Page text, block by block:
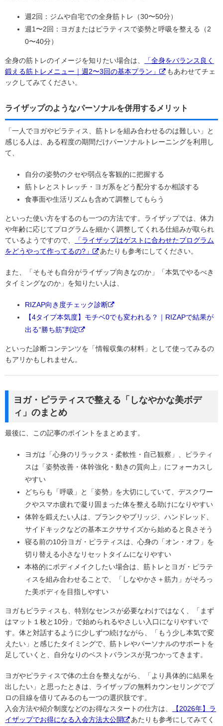
週2回：ジムや自宅での全身筋トレ（30〜50分）
週1〜2回：ヨガまたはピラティスで姿勢と呼吸を整える（2
0〜40分）
全身の筋トレのイメージを知りたい場合は、
「全身をバランス良く
鍛える筋トレメニュー｜週2〜3回の基本プラン」
もあわせてチェ
ックしてみてください。
ライザップのようなパーソナルを併用するメリット
「一人でヨガやピラティス、筋トレを組み合わせるのは難しい」と
感じる人は、ある程度の期間だけパーソナルトレーニングを利用し
て、
自分の姿勢のクセや弱点を客観的に把握する
筋トレとストレッチ・ヨガ系をどう配分するか相談する
食事面や生活リズムも含めて調整してもらう
といった使い方をするのも一つの方法です。ライザップでは、体力
や年齢に応じてプログラムを細かく調整してくれる仕組みが取られ
ているようですので、
「ライザップはゲストに合わせたプログラム
をどうやって作ってるの?」
あたりも参考にしてください。
また、「そもそも自分がライザップ向きなのか」「本気でやるべき
タイミングなのか」を知りたい人は、
RIZAP向き度チェック診断
【4タイプ本気度】モチベ0でも変われる？｜RIZAPで結果が
出る“勝ち筋”判定
といった診断コンテンツを「情報収集の材料」として使ってみるの
もアリかもしれません。
ヨガ・ピラティスで整える「しなやかな美ボデ
ィ」のまとめ
最後に、この記事のポイントをまとめます。
ヨガは「心身のリラックス・柔軟性・自己観察」、ピラティ
スは「姿勢改善・体幹強化・動きの質向上」にフォーカスし
やすい
どちらも「呼吸」と「姿勢」を大切にしていて、デスクワー
クやスマホ疲れで凝り固まった体を整える助けになりやすい
体幹を鍛えたい人は、プランクやブリッジ、ハンドレッド、
サイドキックなどの基本エクササイズから始めると良さそう
寝る前の10分ヨガ・ピラティスは、心身の「オン・オフ」を
切り替える小さなリセットタイムになりやすい
本格的にボディメイクしたい場合は、筋トレとヨガ・ピラテ
ィスを組み合わせることで、「しなやかさ＋筋力」がそろっ
た美ボディを目指しやすい
ヨガもピラティスも、特別なセンスが必要なわけではなく、「まず
はマット１枚と10分」で始められるやさしい入口になりやすいで
す。体と対話するように少しずつ続けながら、「もう少し本気で変
えたい」と感じたタイミングで、筋トレやパーソナルのサポートを
足していくと、自分なりのベストバランスが見つかってきます。
ヨガやピラティスで体の土台を整えながら、「より具体的に結果を
出したい」と思ったときは、ライザップの無料カウンセリングでプ
ロの目線を借りてみるのも一つの選択肢です。
入会方法や紹介制度などのお得なスタートの仕方は、
【2026年】ラ
イザップでお得になる入会方法大公開
あたりも参考にしてみてく